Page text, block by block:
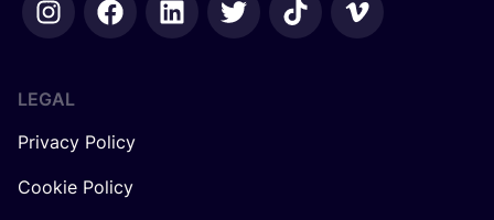
LEGAL
Privacy Policy
Cookie Policy